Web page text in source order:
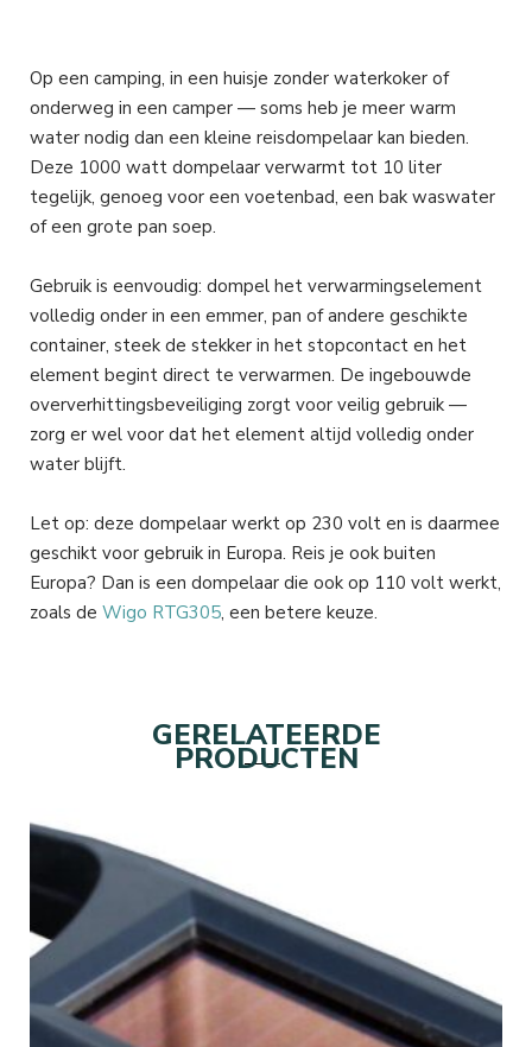
Op een camping, in een huisje zonder waterkoker of
onderweg in een camper — soms heb je meer warm
water nodig dan een kleine reisdompelaar kan bieden.
Deze 1000 watt dompelaar verwarmt tot 10 liter
tegelijk, genoeg voor een voetenbad, een bak waswater
of een grote pan soep.
Gebruik is eenvoudig: dompel het verwarmingselement
volledig onder in een emmer, pan of andere geschikte
container, steek de stekker in het stopcontact en het
element begint direct te verwarmen. De ingebouwde
oververhittingsbeveiliging zorgt voor veilig gebruik —
zorg er wel voor dat het element altijd volledig onder
water blijft.
Let op: deze dompelaar werkt op 230 volt en is daarmee
geschikt voor gebruik in Europa. Reis je ook buiten
Europa? Dan is een dompelaar die ook op 110 volt werkt,
zoals de Wigo RTG305, een betere keuze.
GERELATEERDE
PRODUCTEN